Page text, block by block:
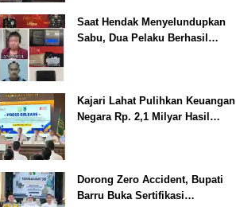
Saat Hendak Menyelundupkan
Sabu, Dua Pelaku Berhasil
Kajari Lahat Pulihkan Keuangan
Negara Rp. 2,1 Milyar Hasil
Dorong Zero Accident, Bupati
Barru Buka Sertifikasi